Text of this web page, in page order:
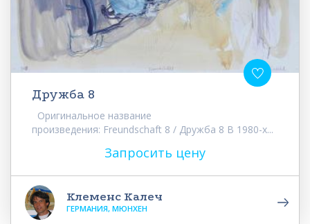
Дружба 8
Оригинальное название
произведения: Freundschaft 8 / Дружба 8 В 1980-х...
Запросить цену
Клеменс Калеч
ГЕРМАНИЯ, МЮНХЕН